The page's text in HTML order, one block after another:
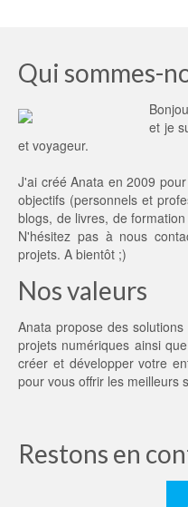
Qui sommes-
et je
et voyageur.
J'ai créé Anata en 2009
objectifs (personnels et
blogs, de livres, de
N'hésitez pas à nous
projets. A bientôt ;)
Nos valeurs
Anata propose des
projets numériques ainsi
créer et développer votre
pour vous offrir les meilleurs
Restons en